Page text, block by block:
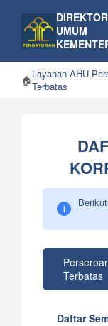
UMUM
🏠Layanan AHU
Terbatas
i
Terbatas
Daftar